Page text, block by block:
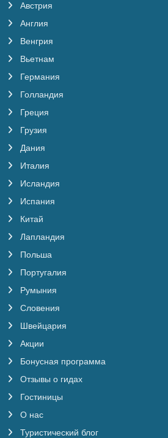
Австрия
Англия
Венгрия
Вьетнам
Германия
Голландия
Греция
Грузия
Дания
Италия
Исландия
Испания
Китай
Лапландия
Польша
Португалия
Румыния
Словения
Швейцария
Акции
Бонусная программа
Отзывы о гидах
Гостиницы
О нас
Туристический блог